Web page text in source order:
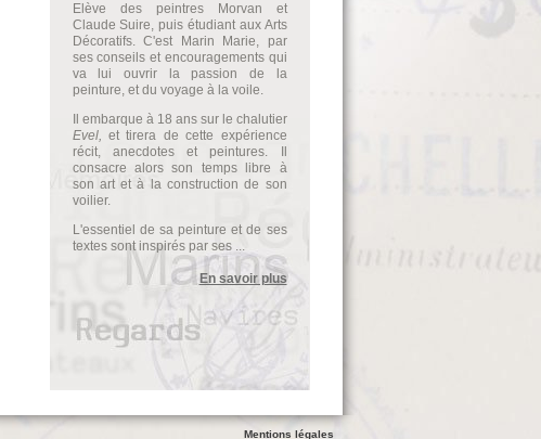
Elève des peintres Morvan et
Claude Suire, puis étudiant aux Arts
Décoratifs. C'est Marin Marie, par
ses conseils et encouragements qui
va lui ouvrir la passion de la
peinture, et du voyage à la voile.
Il embarque à 18 ans sur le chalutier
Evel, et tirera de cette expérience
récit, anecdotes et peintures. Il
consacre alors son temps libre à
son art et à la construction de son
voilier.
L'essentiel de sa peinture et de ses
textes sont inspirés par ses ...
En savoir plus
Mentions légales